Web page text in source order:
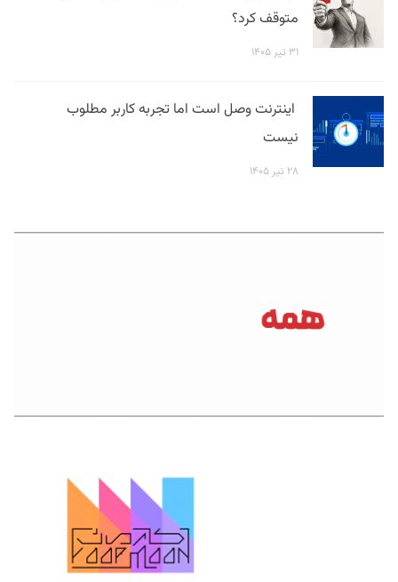
متوقف کرد؟
۳۱ تیر ۱۴۰۵
اینترنت وصل است اما تجربه کاربر مطلوب
نیست
۲۸ تیر ۱۴۰۵